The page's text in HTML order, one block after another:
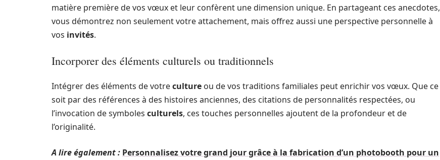
matière première de vos vœux et leur confèrent une dimension unique. En partageant ces anecdotes,
vous démontrez non seulement votre attachement, mais offrez aussi une perspective personnelle à
vos invités.
Incorporer des éléments culturels ou traditionnels
Intégrer des éléments de votreculture ou de vos traditions familiales peut enrichir vos vœux. Que ce
soit par des références à des histoires anciennes, des citations de personnalités respectées, ou
l’invocation de symboles culturels, ces touches personnelles ajoutent de la profondeur et de
l’originalité.
A lire également : Personnalisez votre grand jour grâce à la fabrication d’un photobooth pour un